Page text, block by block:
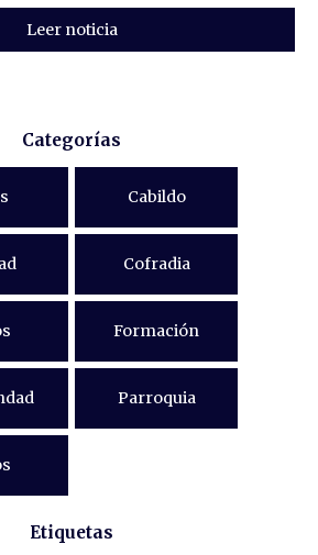
Leer noticia
Categorías
Cabildo
Cofradia
Formación
Parroquia
Etiquetas